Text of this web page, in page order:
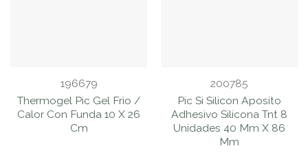
196679
Thermogel Pic Gel Frio /
Calor Con Funda 10 X 26
Cm
200785
Pic Si Silicon Aposito
Adhesivo Silicona Tnt 8
Unidades 40 Mm X 86
Mm